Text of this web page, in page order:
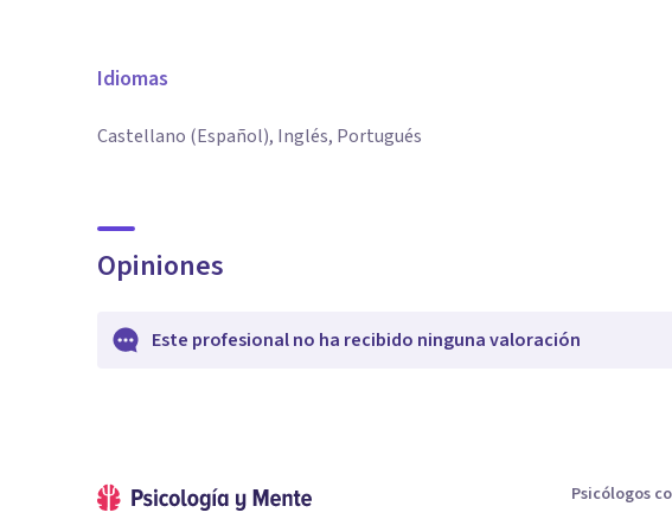
Idiomas
Castellano (Español), Inglés, Portugués
Opiniones
Este profesional no ha recibido ninguna valoración
Psicólogos